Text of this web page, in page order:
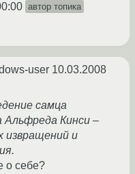
автор топика
user 10.03.2008
самца
Альфреда Кинси –
извращений и
о себе?